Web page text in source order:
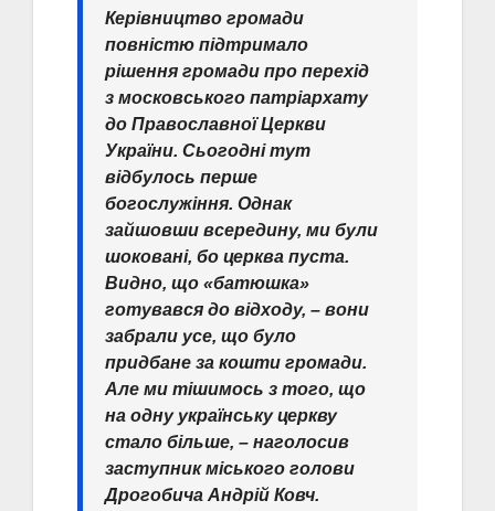
Керівництво громади
повністю підтримало
рішення громади про перехід
з московського патріархату
до Православної Церкви
України. Сьогодні тут
відбулось перше
богослужіння. Однак
зайшовши всередину, ми були
шоковані, бо церква пуста.
Видно, що «батюшка»
готувався до відходу, – вони
забрали усе, що було
придбане за кошти громади.
Але ми тішимось з того, що
на одну українську церкву
стало більше, – наголосив
заступник міського голови
Дрогобича Андрій Ковч.